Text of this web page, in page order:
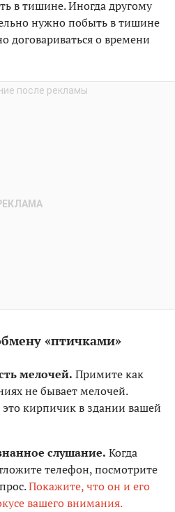
в тишине. Иногда другому
нужно побыть в тишине
договариваться о времени
«птичками»
мелочей. Примите как
не бывает мелочей.
кирпичик в здании вашей
слушание. Когда
телефон, посмотрите
Покажите, что он и его
вашего внимания.